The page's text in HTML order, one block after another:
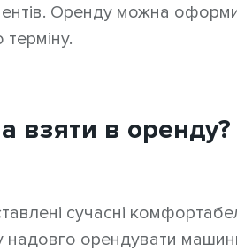
Оренду можна
взяти в оренду?
сучасні
надовго орендувати